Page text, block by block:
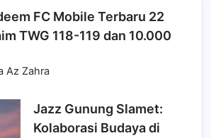
FC Mobile Terbaru 22
TWG 118-119 dan 10.000
Az Zahra
Jazz Gunung Slamet:
Kolaborasi Budaya di